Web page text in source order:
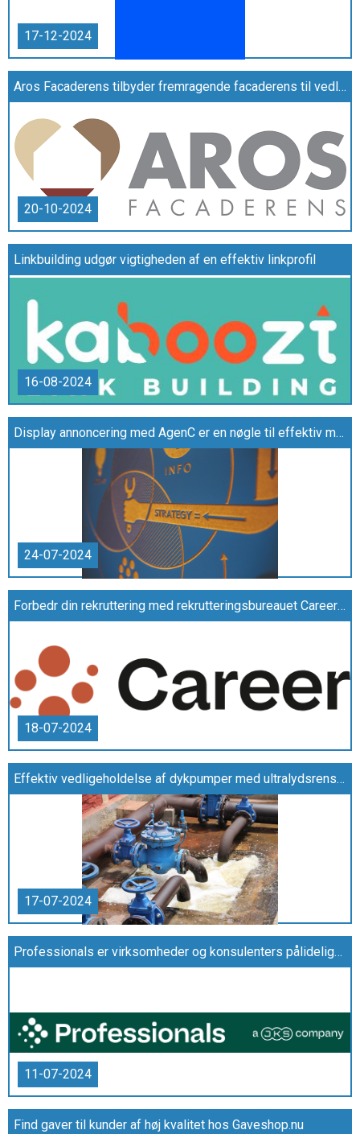
17-12-2024
Aros Facaderens tilbyder fremragende facaderens til vedligeholdelse af ejendommens udseende
20-10-2024
Linkbuilding udgør vigtigheden af en effektiv linkprofil
16-08-2024
Display annoncering med AgenC er en nøgle til effektiv markedsføring
24-07-2024
Forbedr din rekruttering med rekrutteringsbureauet Career i Aarhus
18-07-2024
Effektiv vedligeholdelse af dykpumper med ultralydsrensning
17-07-2024
Professionals er virksomheder og konsulenters pålidelige konsulenthus
11-07-2024
Find gaver til kunder af høj kvalitet hos Gaveshop.nu